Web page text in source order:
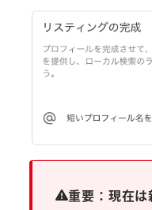
重要：現在